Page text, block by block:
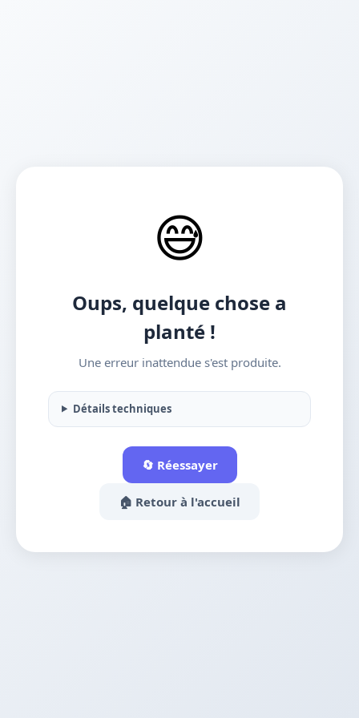
😅
Oups, quelque chose a
planté !
Une erreur inattendue s'est produite.
Détails techniques
🔄 Réessayer
🏠 Retour à l'accueil